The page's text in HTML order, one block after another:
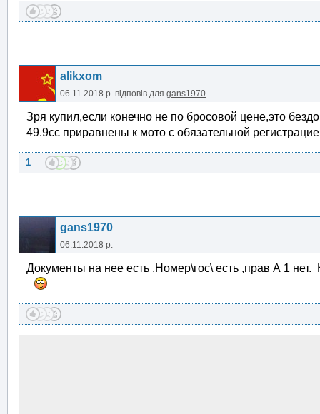
alikxom
06.11.2018 р. відповів для gans1970
Зря купил,если конечно не по бросовой цене,это
49.9сс приравнены к мото с обязательной
1
gans1970
06.11.2018 р.
Документы на нее есть .Номер\гос\ есть ,прав А 1